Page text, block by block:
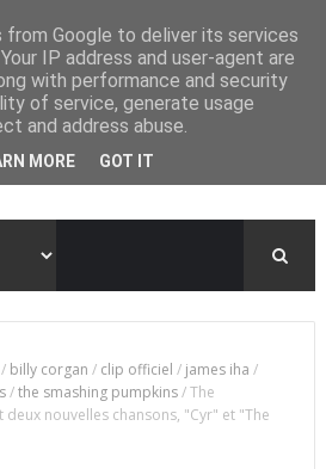
/ billy corgan / clip officiel / james iha /
/the smashing pumpkins/The
deux nouvelles chansons, "Cyr" et "The
from Google to deliver its services
IP address and user-agent are
with performance and security
of service, generate usage
and address abuse.
MORE GOT IT